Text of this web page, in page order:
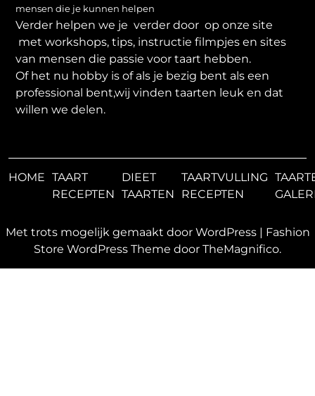
mensen die je kunnen helpen
Verder helpen we je verder door op onze site
met workshops, tips, instructie filmpjes en sites
van mensen die passie voor taart hebben.
Of het nu hobby is of als je bezig bent als een
professional bent,wij vinden taarten leuk en dat
willen we delen.
HOME TAART
RECEPTEN
DIEET
TAARTEN
TAARTVULLING
RECEPTEN
Met trots mogelijk gemaakt door WordPress | Fashion
Store WordPress Theme door TheMagnifico.